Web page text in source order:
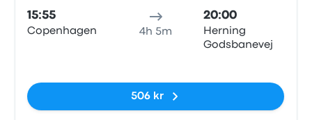
15:55
Copenhagen 4h 5m
20:00
Herning
Godsbanevej
506 kr